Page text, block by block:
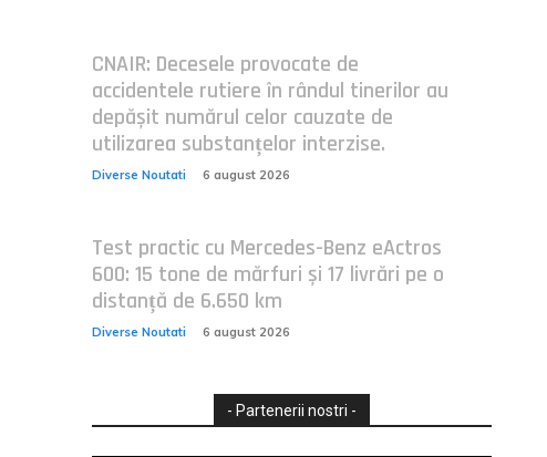
CNAIR: Decesele provocate de
accidentele rutiere în rândul tinerilor au
depășit numărul celor cauzate de
utilizarea substanțelor interzise.
Diverse Noutati 6 august 2026
Test practic cu Mercedes-Benz eActros
600: 15 tone de mărfuri și 17 livrări pe o
distanță de 6.650 km
Diverse Noutati 6 august 2026
- Partenerii nostri -